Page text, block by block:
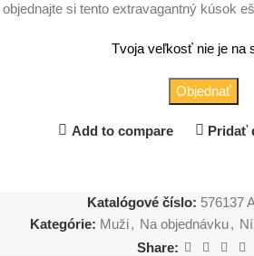
objednajte si tento extravagantný kúsok
Tvoja veľkosť nie je na
Objednať
Add to compare Pridať
Katalógové číslo: 576137
Kategórie: Muži , Na objednávku ,
Share: